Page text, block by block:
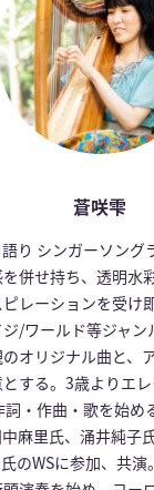
蒼咲雫
り シンガーソング
併せ持ち、透明水
レーションを受け
/ワールド等ジャン
オリジナル曲と、
する。3歳よりエレ
・作曲・歌を始め
麻里氏、涌井純子
のWSに参加、共演